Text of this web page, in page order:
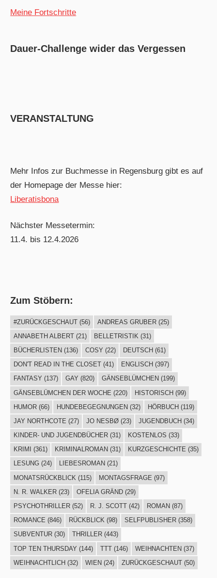
Meine Fortschritte
Dauer-Challenge wider das Vergessen
VERANSTALTUNG
Mehr Infos zur Buchmesse in Regensburg gibt es auf
der Homepage der Messe hier:
Liberatisbona
Nächster Messetermin:
11.4. bis 12.4.2026
Zum Stöbern:
#ZURÜCKGESCHAUT(56) ANDREAS GRUBER(25)
ANNABETH ALBERT(21) BELLETRISTIK (31)
BÜCHERLISTEN (136) COSY (22) DEUTSCH (61)
DON'T READ IN THE CLOSET(41) ENGLISCH (397)
FANTASY (137) GAY (820) GÄNSEBLÜMCHEN (199)
GÄNSEBLÜMCHEN DER WOCHE (220) HISTORISCH(99)
HUMOR(66) HUNDEBEGEGNUNGEN(32) HÖRBUCH(119)
JAY NORTHCOTE (27) JO NESBØ(23) JUGENDBUCH (34)
KINDER- UND JUGENDBÜCHER(31) KOSTENLOS (33)
KRIMI
(361) KRIMINALROMAN (31) KURZGESCHICHTE (35)
LESUNG(24) LIEBESROMAN (21)
MONATSRÜCKBLICK (115) MONTAGSFRAGE (97)
N. R. WALKER(23) OFELIA GRÄND(29)
PSYCHOTHRILLER(52) R. J. SCOTT(42) ROMAN (87)
ROMANCE (846) RÜCKBLICK(98) SELFPUBLISHER(358)
SUBVENTUR(30) THRILLER(443)
TOP TEN THURSDAY (144) TTT(146) WEIHNACHTEN(37)
WEIHNACHTLICH (32) WIEN (24) ZURÜCKGESCHAUT(50)